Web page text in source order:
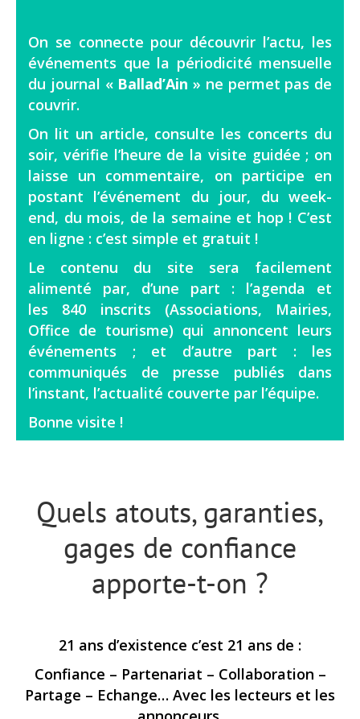
On se connecte pour découvrir l’actu, les
événements que la périodicité mensuelle
du journal « Ballad’Ain » ne permet pas de
couvrir.
On lit un article, consulte les concerts du
soir, vérifie l’heure de la visite guidée ; on
laisse un commentaire, on participe en
postant l’événement du jour, du week-
end, du mois, de la semaine et hop ! C’est
en ligne : c’est simple et gratuit !
Le contenu du site sera facilement
alimenté par, d’une part : l’agenda et
les 840 inscrits (Associations, Mairies,
Office de tourisme) qui annoncent leurs
événements ; et d’autre part : les
communiqués de presse publiés dans
l’instant, l’actualité couverte par l’équipe.
Bonne visite !
Quels atouts, garanties,
gages de confiance
apporte-t-on ?
21 ans d’existence c’est 21 ans de :
Confiance – Partenariat – Collaboration –
Partage – Echange… Avec les lecteurs et les